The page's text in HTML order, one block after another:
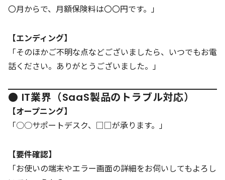
〇月からで、月額保険料は〇〇円です。」
【エンディング】
「そのほかご不明な点などございましたら、いつでもお電
話ください。ありがとうございました。」
● IT業界（SaaS製品のトラブル対応）
【オープニング】
「○○サポートデスク、□□が承ります。」
【要件確認】
「お使いの端末やエラー画面の詳細をお伺いしてもよろし